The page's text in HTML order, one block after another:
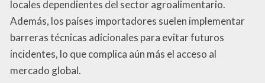
locales dependientes del sector agroalimentario.
Además, los países importadores suelen implementar
barreras técnicas adicionales para evitar futuros
incidentes, lo que complica aún más el acceso al
mercado global.